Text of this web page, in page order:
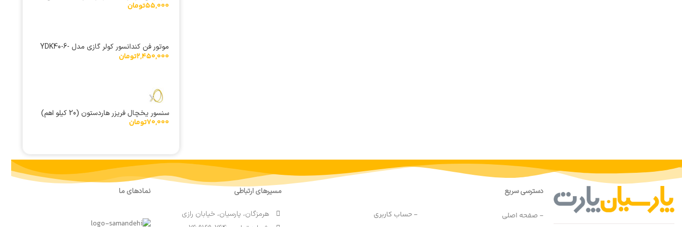
M13
55,000تومان
موتور فن کندانسور کولر گازی مدل YDK40-6-
6.7 40W راست گرد و چپ گرد
2,450,000تومان
سنسور یخچال فریزر هاردستون (20 کیلو اهم)
70,000تومان
دسترسی سریع
- صفحه اصلی
- حساب کاربری
مسیرهای ارتباطی
هرمزگان، پارسیان، خیابان رازی
نمادهای ما